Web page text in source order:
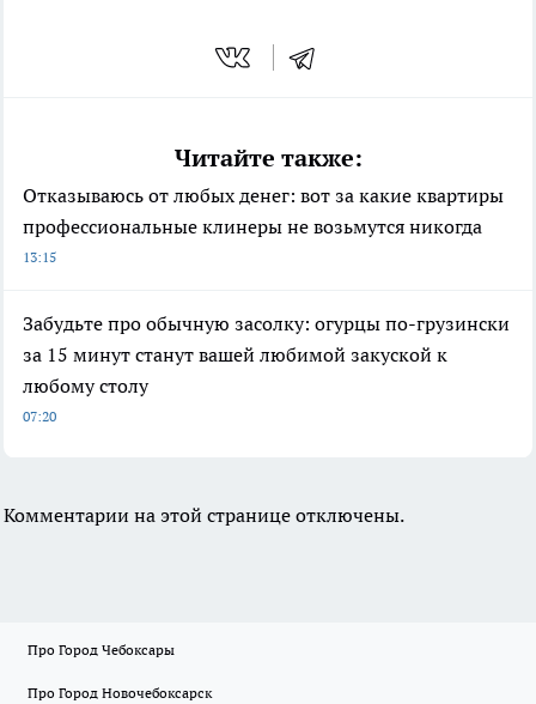
Читайте также:
Отказываюсь от любых денег: вот за какие квартиры
профессиональные клинеры не возьмутся никогда
13:15
Забудьте про обычную засолку: огурцы по-грузински
за 15 минут станут вашей любимой закуской к
любому столу
07:20
Комментарии на этой странице отключены.
Про Город Чебоксары
Про Город Новочебоксарск